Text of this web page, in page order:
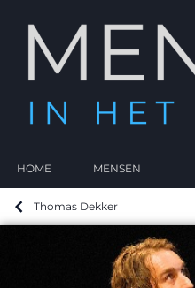
HOME MENSEN
Thomas Dekker